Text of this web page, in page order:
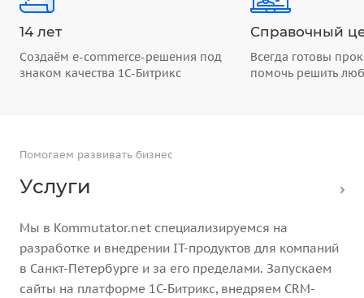
14 лет
Создаём e-commerce-решения под
знаком качества 1С-Битрикс
Справочный
Всегда готовы
помочь решить
Помогаем развивать бизнес
Услуги
Мы в Kommutator.net специализируемся на
разработке и внедрении IT-продуктов для компаний
в Санкт-Петербурге и за его пределами. Запускаем
сайты на платформе 1С-Битрикс, внедряем CRM-